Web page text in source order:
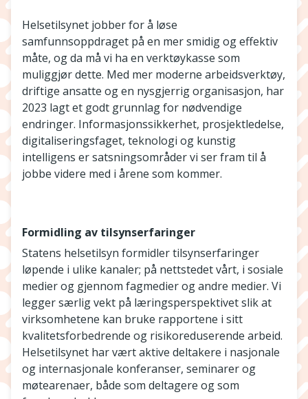
Helsetilsynet jobber for å løse
samfunnsoppdraget på en mer smidig og effektiv
måte, og da må vi ha en verktøykasse som
muliggjør dette. Med mer moderne arbeidsverktøy,
driftige ansatte og en nysgjerrig organisasjon, har
2023 lagt et godt grunnlag for nødvendige
endringer. Informasjonssikkerhet, prosjektledelse,
digitaliseringsfaget, teknologi og kunstig
intelligens er satsningsområder vi ser fram til å
jobbe videre med i årene som kommer.
Formidling av tilsynserfaringer
Statens helsetilsyn formidler tilsynserfaringer
løpende i ulike kanaler; på nettstedet vårt, i sosiale
medier og gjennom fagmedier og andre medier. Vi
legger særlig vekt på læringsperspektivet slik at
virksomhetene kan bruke rapportene i sitt
kvalitetsforbedrende og risikoreduserende arbeid.
Helsetilsynet har vært aktive deltakere i nasjonale
og internasjonale konferanser, seminarer og
møtearenaer, både som deltagere og som